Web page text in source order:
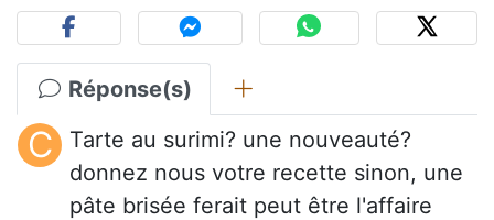
Réponse(s)
C
Tarte au surimi? une nouveauté?
donnez nous votre recette sinon, une
pâte brisée ferait peut être l'affaire